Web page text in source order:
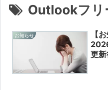
Outlookフリ
お知らせ
【
更